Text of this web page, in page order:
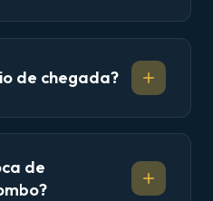
de chegada?
de